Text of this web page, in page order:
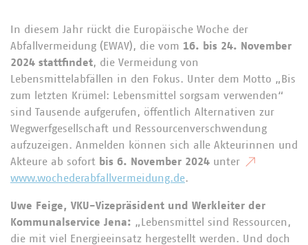
In diesem Jahr rückt die Europäische Woche der
Abfallvermeidung (EWAV), die vom 16. bis 24. November
2024 stattfindet, die Vermeidung von
Lebensmittelabfällen in den Fokus. Unter dem Motto „Bis
zum letzten Krümel: Lebensmittel sorgsam verwenden“
sind Tausende aufgerufen, öffentlich Alternativen zur
Wegwerfgesellschaft und Ressourcenverschwendung
aufzuzeigen. Anmelden können sich alle Akteurinnen und
Akteure ab sofort bis 6. November 2024 unter
www.wochederabfallvermeidung.de.
Uwe Feige, VKU-Vizepräsident und Werkleiter der
Kommunalservice Jena: „Lebensmittel sind Ressourcen,
die mit viel Energieeinsatz hergestellt werden. Und doch